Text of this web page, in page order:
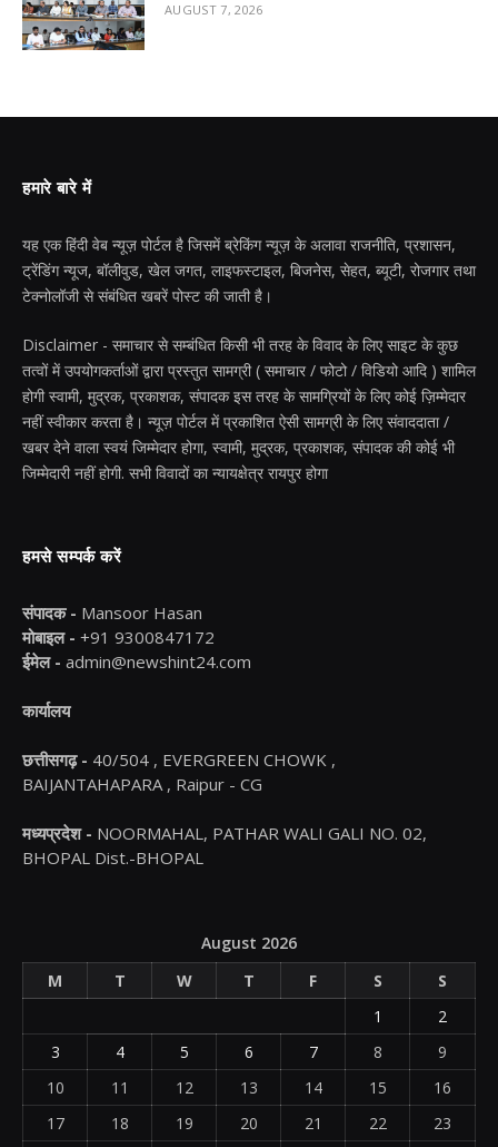
AUGUST 7, 2026
हमारे बारे में
यह एक हिंदी वेब न्यूज़ पोर्टल है जिसमें ब्रेकिंग न्यूज़ के अलावा राजनीति, प्रशासन,
ट्रेंडिंग न्यूज, बॉलीवुड, खेल जगत, लाइफस्टाइल, बिजनेस, सेहत, ब्यूटी, रोजगार तथा
टेक्नोलॉजी से संबंधित खबरें पोस्ट की जाती है।
Disclaimer - समाचार से सम्बंधित किसी भी तरह के विवाद के लिए साइट के कुछ
तत्वों में उपयोगकर्ताओं द्वारा प्रस्तुत सामग्री ( समाचार / फोटो / विडियो आदि ) शामिल
होगी स्वामी, मुद्रक, प्रकाशक, संपादक इस तरह के सामग्रियों के लिए कोई ज़िम्मेदार
नहीं स्वीकार करता है। न्यूज़ पोर्टल में प्रकाशित ऐसी सामग्री के लिए संवाददाता /
खबर देने वाला स्वयं जिम्मेदार होगा, स्वामी, मुद्रक, प्रकाशक, संपादक की कोई भी
जिम्मेदारी नहीं होगी. सभी विवादों का न्यायक्षेत्र रायपुर होगा
हमसे सम्पर्क करें
संपादक - Mansoor Hasan
मोबाइल - +91 9300847172
ईमेल - admin@newshint24.com
कार्यालय
छत्तीसगढ़ - 40/504 , EVERGREEN CHOWK ,
BAIJANTAHAPARA , Raipur - CG
मध्यप्रदेश - NOORMAHAL, PATHAR WALI GALI NO. 02,
BHOPAL Dist.-BHOPAL
August 2026
M
T W T F S
S
1
2
3
4 5 6 7 8
9
10
11 12 13 14 15
16
17
18 19 20 21 22 23